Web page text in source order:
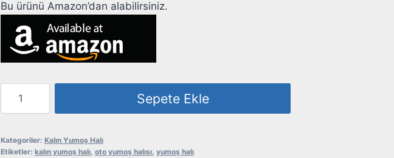
Bu ürünü Amazon’dan alabilirsiniz.
Antrasit
Sepete Ekle
Kategoriler: Kalın Yumoş Halı
Etiketler: kalın yumoş halı, oto yumoş halısı, yumoş halı